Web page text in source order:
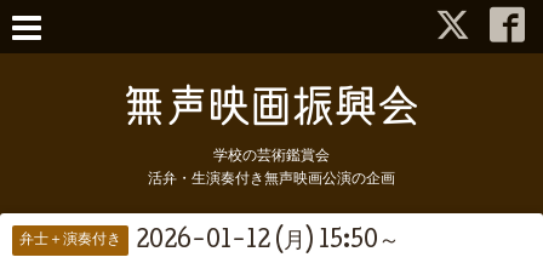
学校の芸術鑑賞会
活弁・生演奏付き無声映画公演の企画
弁士＋演奏付き 2026-01-12 (月) 15:50～